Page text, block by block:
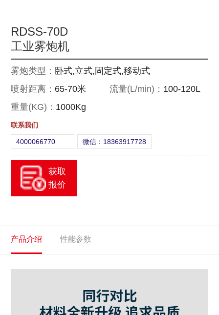
RDSS-70D
工业雾炮机
雾炮类型： 卧式,立式,固定式,移动式
喷射距离： 65-70米 流量(L/min)： 100-120L
重量(KG)： 1000Kg
联系我们
4000066770 微信：18363917728
获取
报价
产品介绍 性能参数